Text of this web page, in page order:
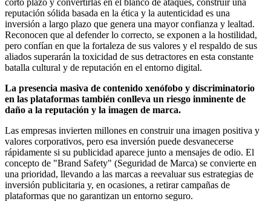
reputación sólida basada en la ética y la autenticidad es una
inversión a largo plazo que genera una mayor confianza y lealtad.
Reconocen que al defender lo correcto, se exponen a la hostilidad,
pero confían en que la fortaleza de sus valores y el respaldo de sus
aliados superarán la toxicidad de sus detractores en esta constante
batalla cultural y de reputación en el entorno digital.
La presencia masiva de contenido xenófobo y discriminatorio
en las plataformas también conlleva un riesgo inminente de
daño a la reputación y la imagen de marca.
Las empresas invierten millones en construir una imagen positiva y
valores corporativos, pero esa inversión puede desvanecerse
rápidamente si su publicidad aparece junto a mensajes de odio. El
concepto de "Brand Safety" (Seguridad de Marca) se convierte en
una prioridad, llevando a las marcas a reevaluar sus estrategias de
inversión publicitaria y, en ocasiones, a retirar campañas de
plataformas que no garantizan un entorno seguro.